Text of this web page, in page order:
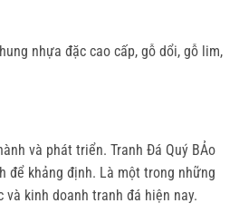
nhựa đặc cao cấp, gỗ dổi, gỗ lim,
và phát triển. Tranh Đá Quý BẢo
để khảng định. Là một trong những
và kinh doanh tranh đá hiện nay.